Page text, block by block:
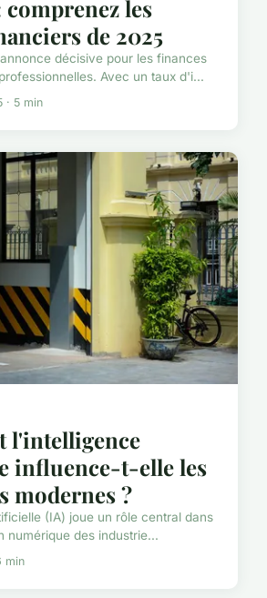
comprenez les
de 2025
décisive pour les finances
Avec un taux d'i...
· 5 min
l'intelligence
influence-t-elle les
modernes ?
(IA) joue un rôle central dans
numérique des industrie...
min